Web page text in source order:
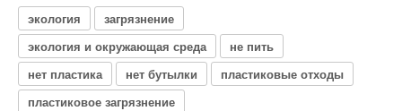
экология
загрязнение
экология и окружающая среда
не пить
нет пластика
нет бутылки
пластиковые отходы
пластиковое загрязнение